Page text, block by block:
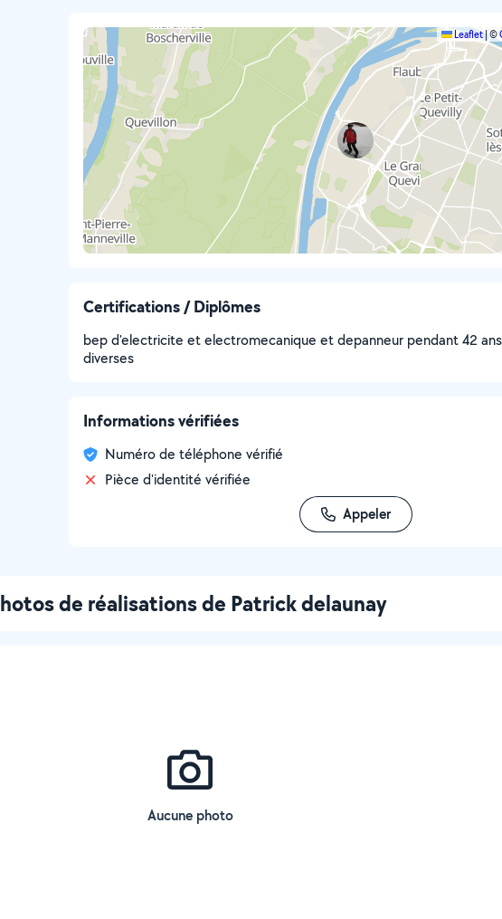
Leaflet|©
Certifications / Diplômes
bep d'electricite et electromecanique et depanneur pendant 42
diverses
Informations vérifiées
Numéro de téléphone vérifié
Pièce d'identité vérifiée
Appeler
de réalisations de Patrick delaunay
Aucune photo